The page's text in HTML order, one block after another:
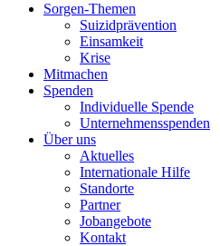
Sorgen-Themen
Suizidprävention
Einsamkeit
Krise
Mitmachen
Spenden
Individuelle Spende
Unternehmensspenden
Über uns
Aktuelles
Internationale Hilfe
Standorte
Partner
Jobangebote
Kontakt